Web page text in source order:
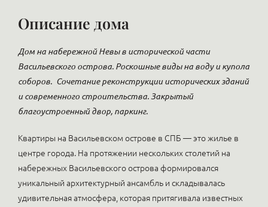
Описание дома
Дом на набережной Невы в исторической части
Васильевского острова. Роскошные виды на воду и купола
соборов. Сочетание реконструкции исторических зданий
и современного строительства. Закрытый
благоустроенный двор, паркинг.
Квартиры на Васильевском острове в СПБ — это жилье в
центре города. На протяжении нескольких столетий на
набережных Васильевского острова формировался
уникальный архитектурный ансамбль и складывалась
удивительная атмосфера, которая притягивала известных